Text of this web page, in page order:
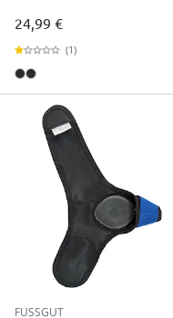
24,99 €
(1)
FUSSGUT